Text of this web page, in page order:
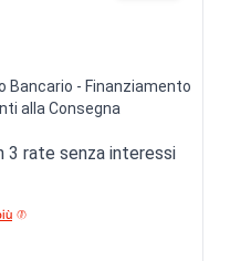
Bancario - Finanziamento
alla Consegna
3 rate senza interessi